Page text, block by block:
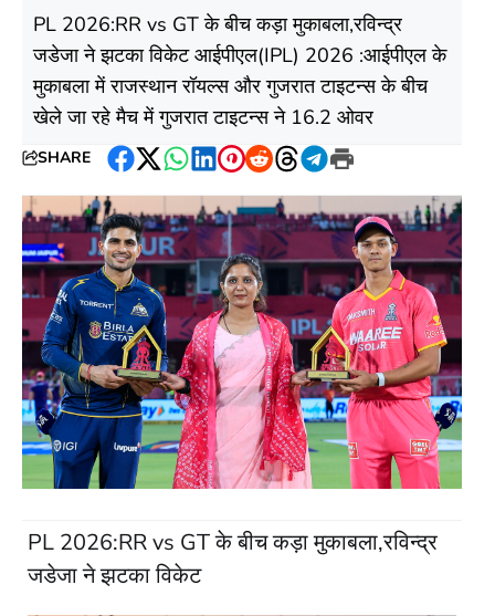
PL 2026:RR vs GT के बीच कड़ा मुकाबला,रविन्द्र
जडेजा ने झटका विकेट आईपीएल(IPL) 2026 :आईपीएल के
मुकाबला में राजस्थान रॉयल्स और गुजरात टाइटन्स के बीच
खेले जा रहे मैच में गुजरात टाइटन्स ने 16.2 ओवर
SHARE
Facebook
Twitter
WhatsApp
LinkedIn
Pinterest
RedditThreads
Telegram
Print
PL 2026:RR vs GT के बीच कड़ा मुकाबला,रविन्द्र
जडेजा ने झटका विकेट